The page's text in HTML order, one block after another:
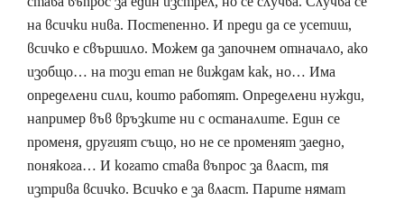
на всички нива. Постепенно. И преди да се усетиш,
всичко е свършило. Можем да започнем отначало, ако
изобщо… на този етап не виждам как, но… Има
определени сили, които работят. Определени нужди,
например във връзките ни с останалите. Един се
променя, другият също, но не се променят заедно,
понякога… И когато става въпрос за власт, тя
изтрива всичко. Всичко е за власт. Парите нямат